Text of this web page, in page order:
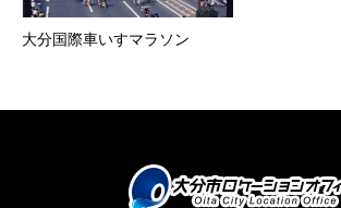
大分国際車いすマラソン